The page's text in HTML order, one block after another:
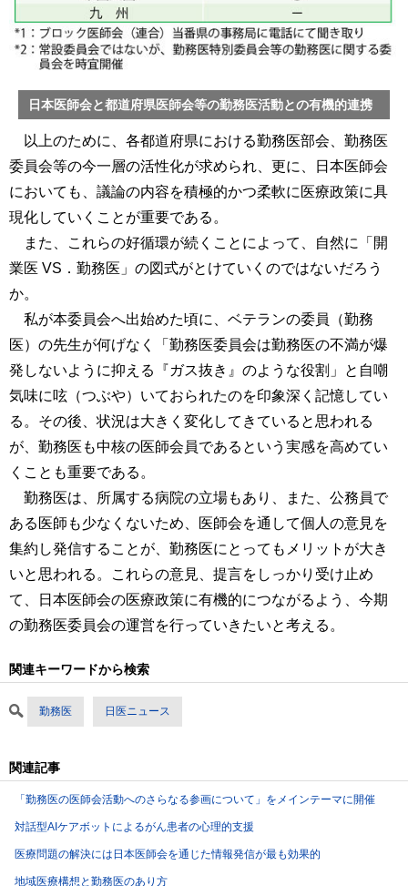
日本医師会と都道府県医師会等の勤務医活動との有機的連携
以上のために、各都道府県における勤務医部会、勤務医
委員会等の今一層の活性化が求められ、更に、日本医師会
においても、議論の内容を積極的かつ柔軟に医療政策に具
現化していくことが重要である。
また、これらの好循環が続くことによって、自然に「開
業医 VS．勤務医」の図式がとけていくのではないだろう
か。
私が本委員会へ出始めた頃に、ベテランの委員（勤務
医）の先生が何げなく「勤務医委員会は勤務医の不満が爆
発しないように抑える『ガス抜き』のような役割」と自嘲
気味に呟（つぶや）いておられたのを印象深く記憶してい
る。その後、状況は大きく変化してきていると思われる
が、勤務医も中核の医師会員であるという実感を高めてい
くことも重要である。
勤務医は、所属する病院の立場もあり、また、公務員で
ある医師も少なくないため、医師会を通して個人の意見を
集約し発信することが、勤務医にとってもメリットが大き
いと思われる。これらの意見、提言をしっかり受け止め
て、日本医師会の医療政策に有機的につながるよう、今期
の勤務医委員会の運営を行っていきたいと考える。
関連キーワードから検索
勤務医 日医ニュース
関連記事
「勤務医の医師会活動へのさらなる参画について」をメインテーマに開催
対話型AIケアボットによるがん患者の心理的支援
医療問題の解決には日本医師会を通じた情報発信が最も効果的
地域医療構想と勤務医のあり方